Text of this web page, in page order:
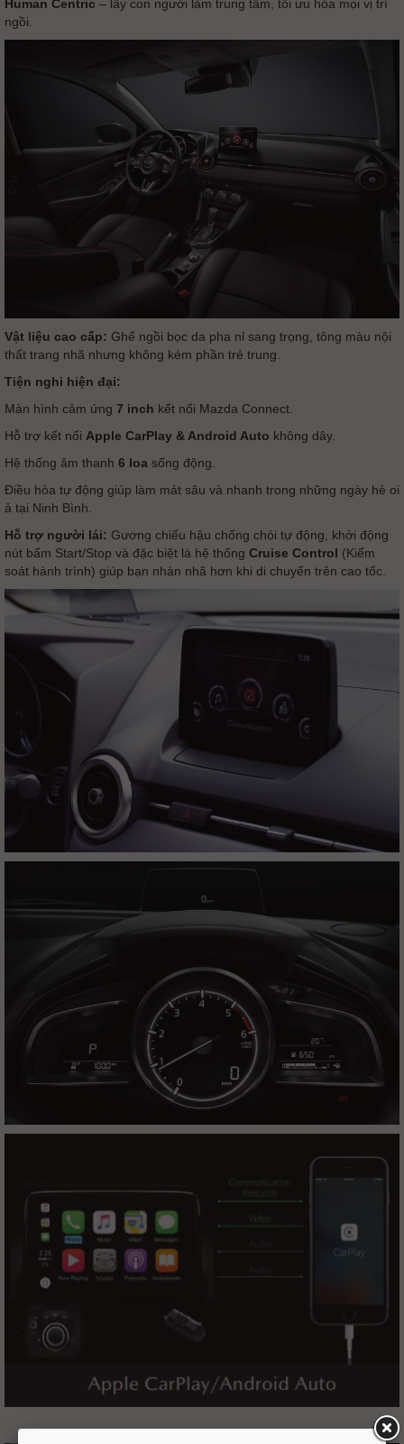
Human Centric – lấy con người làm trung tâm, tối ưu hóa mọi vị trí
ngồi.
Vật liệu cao cấp: Ghế ngồi bọc da pha nỉ sang trọng, tông màu nội
thất trang nhã nhưng không kém phần trẻ trung.
Tiện nghi hiện đại:
Màn hình cảm ứng 7 inch kết nối Mazda Connect.
Hỗ trợ kết nối Apple CarPlay & Android Auto không dây.
Hệ thống âm thanh 6 loa sống động.
Điều hòa tự động giúp làm mát sâu và nhanh trong những ngày hè oi
ả tại Ninh Bình.
Hỗ trợ người lái: Gương chiếu hậu chống chói tự động, khởi động
nút bấm Start/Stop và đặc biệt là hệ thống Cruise Control (Kiểm
soát hành trình) giúp bạn nhàn nhã hơn khi di chuyển trên cao tốc.